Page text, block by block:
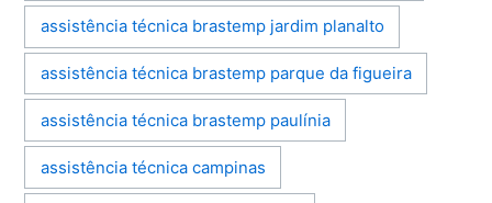
assistência técnica brastemp jardim planalto
assistência técnica brastemp parque da figueira
assistência técnica brastemp paulínia
assistência técnica campinas